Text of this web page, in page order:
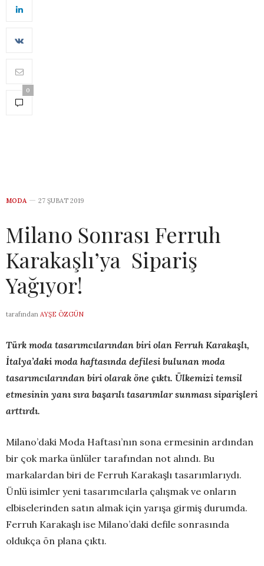
0
MODA 27 ŞUBAT 2019
Milano Sonrası Ferruh
Karakaşlı’ya Sipariş
Yağıyor!
tarafından AYŞE ÖZGÜN
Türk moda tasarımcılarından biri olan Ferruh Karakaşlı,
İtalya’daki moda haftasında defilesi bulunan moda
tasarımcılarından biri olarak öne çıktı. Ülkemizi temsil
etmesinin yanı sıra başarılı tasarımlar sunması siparişleri
arttırdı.
Milano’daki Moda Haftası’nın sona ermesinin ardından
bir çok marka ünlüler tarafından not alındı. Bu
markalardan biri de Ferruh Karakaşlı tasarımlarıydı.
Ünlü isimler yeni tasarımcılarla çalışmak ve onların
elbiselerinden satın almak için yarışa girmiş durumda.
Ferruh Karakaşlı ise Milano’daki defile sonrasında
oldukça ön plana çıktı.